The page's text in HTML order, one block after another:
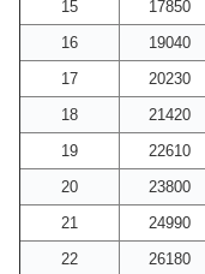
15
17850
16
19040
17
20230
18
21420
19
22610
20
23800
21
24990
22
26180